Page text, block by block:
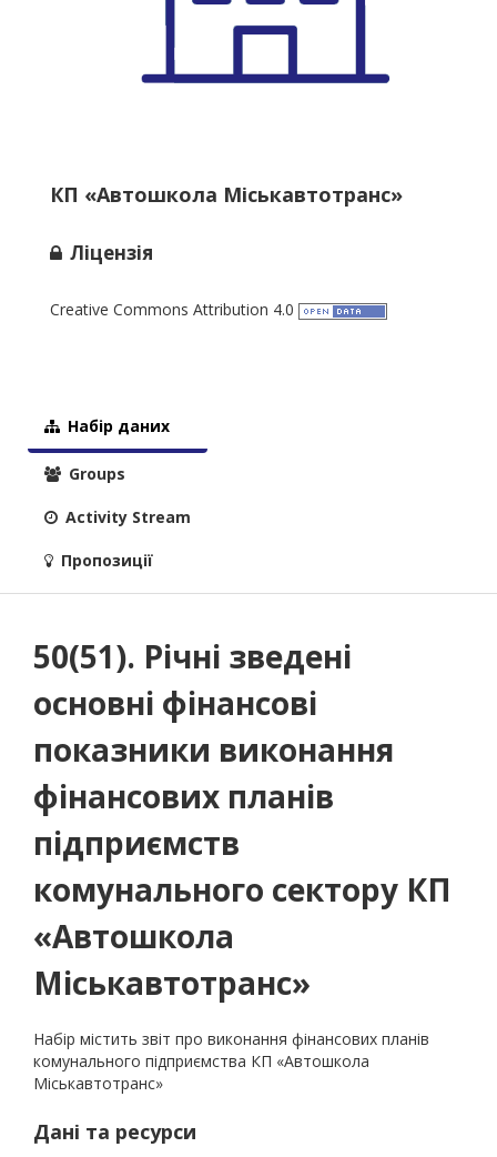
КП «Автошкола Міськавтотранс»
Ліцензія
Creative Commons Attribution 4.0
Набір даних
Groups
Activity Stream
Пропозиції
50(51). Річні зведені
основні фінансові
показники виконання
фінансових планів
підприємств
комунального сектору КП
«Автошкола
Міськавтотранс»
Набір містить звіт про виконання фінансових планів
комунального підприємства КП «Автошкола
Міськавтотранс»
Дані та ресурси